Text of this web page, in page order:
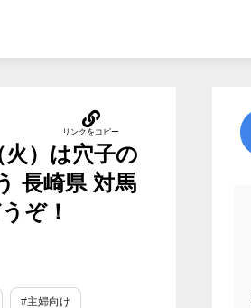
火）は穴子の
長崎県 対馬
ぞ！
#主婦向け